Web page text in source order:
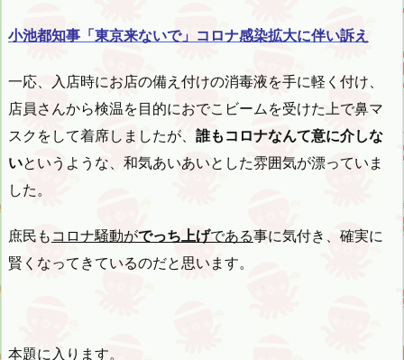
小池都知事「東京来ないで」コロナ感染拡大に伴い訴え
一応、入店時にお店の備え付けの消毒液を手に軽く付け、
店員さんから検温を目的におでこビームを受けた上で鼻マ
スクをして着席しましたが、 誰もコロナなんて意に介しな
いというような、和気あいあいとした雰囲気が漂っていま
した。
庶民も コロナ騒動がでっち上げである事に気付き、確実に
賢くなってきているのだと思います。
本題に入ります。